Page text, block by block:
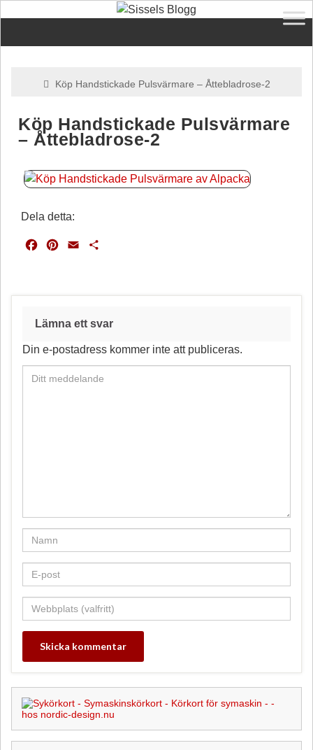
Köp Handstickade Pulsvärmare – Åttebladrose-2
Köp Handstickade Pulsvärmare
– Åttebladrose-2
Dela detta:
o
k
r
s
t
Lämna ett svar
Din e-postadress kommer inte att publiceras.